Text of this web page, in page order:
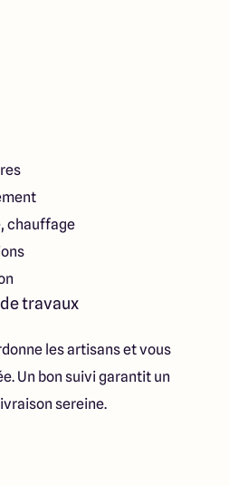
chauffage
travaux
les artisans et vous
Un bon suivi garantit un
sereine.